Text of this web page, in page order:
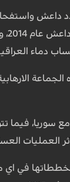
داعش
سوريا، فيما
العمليات
في اي